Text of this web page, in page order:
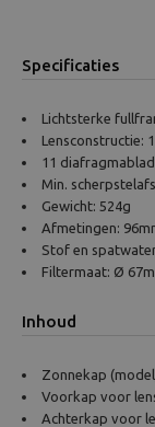
Specificaties
Lichtsterke
Lensconstructie:
11
Min.
Gewicht: 524g
Afmetingen:
Stof en
Filtermaat: Ø
Inhoud
Zonnekap
Voorkap voor
Achterkap voor